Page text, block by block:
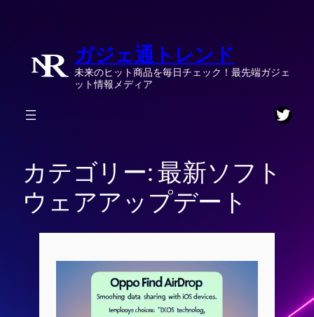
ガジェ通トレンド
未来のヒット商品を毎日チェック！最先端ガジェ
ット情報メディア
カテゴリー:最新ソフト
ウェアアップデート